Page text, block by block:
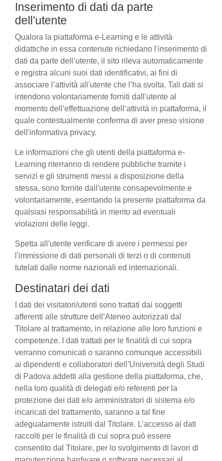
Inserimento di dati da parte
dell’utente
Qualora la piattaforma e-Learning e le attività
didattiche in essa contenute richiedano l'inserimento di
dati da parte dell’utente, il sito rileva automaticamente
e registra alcuni suoi dati identificativi, ai fini di
associare l’attività all'utente che l’ha svolta. Tali dati si
intendono volontariamente forniti dall'utente al
momento dell’effettuazione dell’attività in piattaforma, il
quale contestualmente conferma di aver preso visione
dell'informativa privacy.
Le informazioni che gli utenti della piattaforma e-
Learning riterranno di rendere pubbliche tramite i
servizi e gli strumenti messi a disposizione della
stessa, sono fornite dall'utente consapevolmente e
volontariamente, esentando la presente piattaforma da
qualsiasi responsabilità in merito ad eventuali
violazioni delle leggi.
Spetta all'utente verificare di avere i permessi per
l'immissione di dati personali di terzi o di contenuti
tutelati dalle norme nazionali ed internazionali.
Destinatari dei dati
I dati dei visitatori/utenti sono trattati dai soggetti
afferenti alle strutture dell’Ateneo autorizzati dal
Titolare al trattamento, in relazione alle loro funzioni e
competenze. I dati trattati per le finalità di cui sopra
verranno comunicati o saranno comunque accessibili
ai dipendenti e collaboratori dell’Università degli Studi
di Padova addetti alla gestione della piattaforma, che,
nella loro qualità di delegati e/o referenti per la
protezione dei dati e/o amministratori di sistema e/o
incaricati del trattamento, saranno a tal fine
adeguatamente istruiti dal Titolare. L’accesso ai dati
raccolti per le finalità di cui sopra può essere
consentito dal Titolare, per lo svolgimento di lavori di